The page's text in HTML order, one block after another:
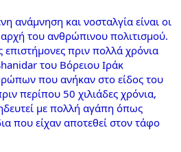
ανάμνηση και νοσταλγία είναι οι
του ανθρώπινου πολιτισμού.
επιστήμονες πριν πολλά χρόνια
του Βόρειου Ιράκ
που ανήκαν στο είδος του
περίπου 50 χιλιάδες χρόνια,
με πολλή αγάπη όπως
που είχαν αποτεθεί στον τάφο